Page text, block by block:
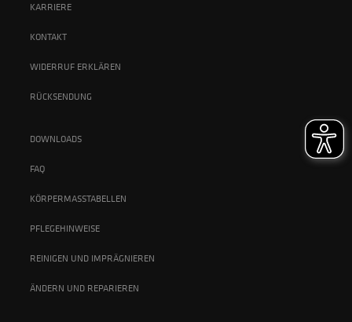
KARRIERE
KONTAKT
WIDERRUF ERKLÄREN
RÜCKSENDUNG
DOWNLOADS
FAQ
KÖRPERMASSTABELLEN
PFLEGEHINWEISE
REINIGEN UND IMPRÄGNIEREN
ÄNDERN UND REPARIEREN